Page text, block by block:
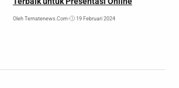
Oleh Ternatenews.com• 19 Februari 2024